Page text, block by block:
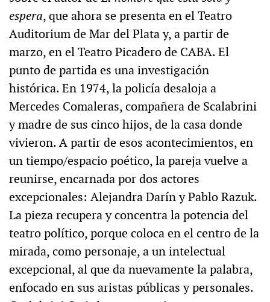
espera, que ahora se presenta en el Teatro
Auditorium de Mar del Plata y, a partir de
marzo, en el Teatro Picadero de CABA. El
punto de partida es una investigación
histórica. En 1974, la policía desaloja a
Mercedes Comaleras, compañera de Scalabrini
y madre de sus cinco hijos, de la casa donde
vivieron. A partir de esos acontecimientos, en
un tiempo/espacio poético, la pareja vuelve a
reunirse, encarnada por dos actores
excepcionales: Alejandra Darín y Pablo Razuk.
La pieza recupera y concentra la potencia del
teatro político, porque coloca en el centro de la
mirada, como personaje, a un intelectual
excepcional, al que da nuevamente la palabra,
enfocado en sus aristas públicas y personales.